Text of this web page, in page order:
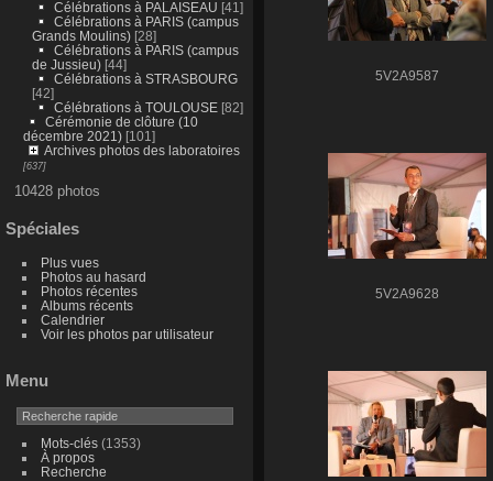
Célébrations à PALAISEAU [41]
Célébrations à PARIS (campus
Grands Moulins)[28]
Célébrations à PARIS (campus
de Jussieu)[44]
Célébrations à STRASBOURG
[42]
Célébrations à TOULOUSE[82]
Cérémonie de clôture (10
décembre 2021)[101]
Archives photos des laboratoires
[637]
10428 photos
Spéciales
Plus vues
Photos au hasard
Photos récentes
Albums récents
Calendrier
Voir les photos par utilisateur
Menu
Mots-clés(1353)
À propos
Recherche
5V2A9587
5V2A9628